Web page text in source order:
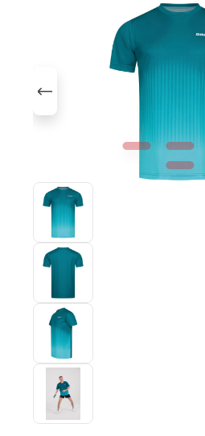
Bildergalerie überspringen